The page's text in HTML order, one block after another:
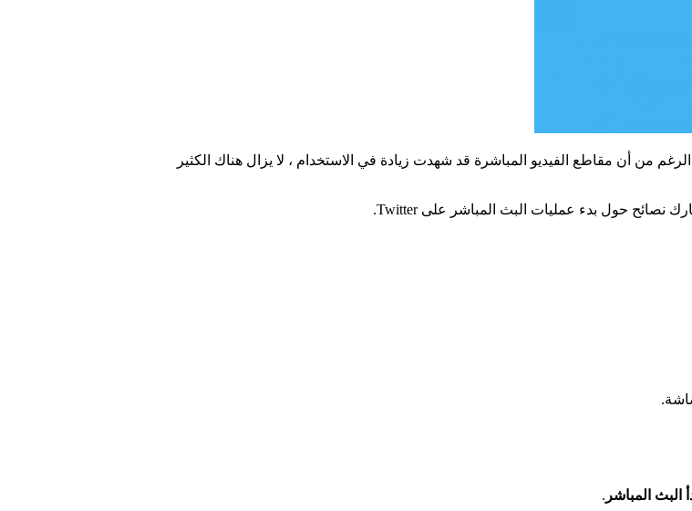
من أن مقاطع الفيديو المباشرة قد شهدت زيادة في الاستخدام ، لا يزال هناك الكثير
البث المباشر .